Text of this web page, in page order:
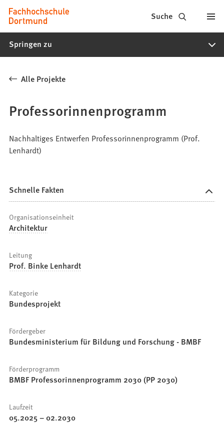
Inhalt anspringen
Fachhochschule
Dortmund
-
Studiengänge,
Bewerbung
Suche
Springen zu
Alle Projekte
Professorinnenprogramm
Nachhaltiges Entwerfen Professorinnenprogramm (Prof.
Lenhardt)
Schnelle Fakten
Organisationseinheit
Architektur
Leitung
Prof. Binke Lenhardt
Kategorie
Bundesprojekt
Fördergeber
Bundesministerium für Bildung und Forschung - BMBF
Förderprogramm
BMBF Professorinnenprogramm 2030 (PP 2030)
Laufzeit
05.2025– 02.2030